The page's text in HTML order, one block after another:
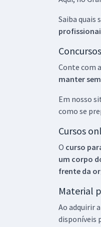
Saiba quais
Conte com
manter
Em nosso
como se
Cursos
O curso
um corpo
frente da
Material
Ao adquirir
disponíveis